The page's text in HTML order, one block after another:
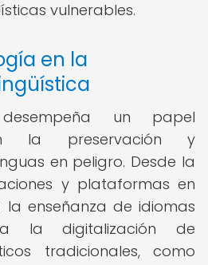
vulnerables.
en la
un papel
la preservación y
en peligro. Desde la
y plataformas en
enseñanza de idiomas
la digitalización de
tradicionales, como